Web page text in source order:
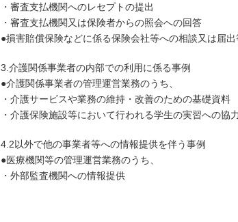
・審査支払機関へのレセプトの提出
・審査支払機関又は保険者からの照会への回答
●損害賠償保険などに係る保険会社等への相談又は届出
3.介護関係事業者の内部での利用に係る事例
●介護関係事業者の管理運営業務のうち、
・介護サービスや業務の維持・改善のための基礎資料
・介護保険施設等において行われる学生の実習への協力
4.2以外で他の事業者等への情報提供を伴う事例
●医療機関等の管理運営業務のうち、
・外部監査機関への情報提供